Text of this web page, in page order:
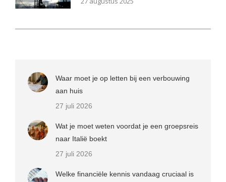
Waar moet je op letten bij een verbouwing
aan huis
27 juli 2026
Wat je moet weten voordat je een groepsreis
naar Italië boekt
27 juli 2026
Welke financiële kennis vandaag cruciaal is